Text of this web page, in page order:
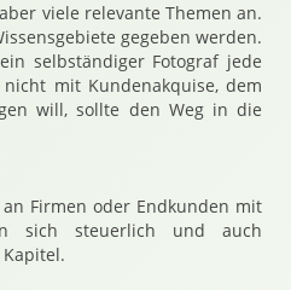
viele relevante Themen an.
gegeben werden.
selbständiger Fotograf jede
mit Kundenakquise, dem
will, sollte den Weg in die
Firmen oder Endkunden mit
sich steuerlich und auch